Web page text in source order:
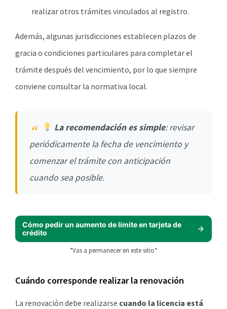
realizar otros trámites vinculados al registro.
Además, algunas jurisdicciones establecen plazos de
gracia o condiciones particulares para completar el
trámite después del vencimiento, por lo que siempre
conviene consultar la normativa local.
La recomendación es simple: revisar
periódicamente la fecha de vencimiento y
comenzar el trámite con anticipación
cuando sea posible.
Cómo pedir un aumento de límite en tarjeta de
crédito
*Vas a permanecer en este sitio*
Cuándo corresponde realizar la renovación
La renovación debe realizarse cuando la licencia está